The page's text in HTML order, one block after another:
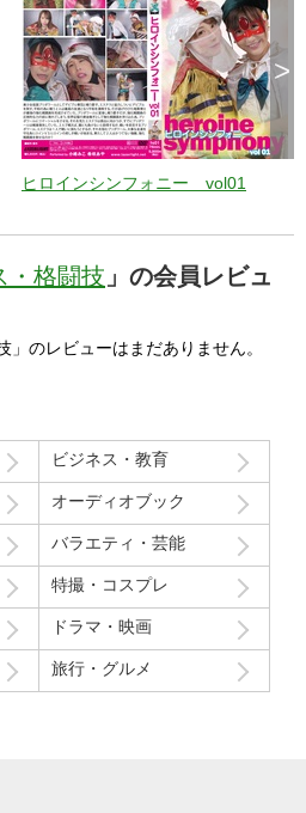
強の格闘技は何か？
格闘技の選手が
たらなかなか力
理由について
ヒロインシンフォニー vol01
・格闘技 」の会員レビュ
」のレビューはまだありません。